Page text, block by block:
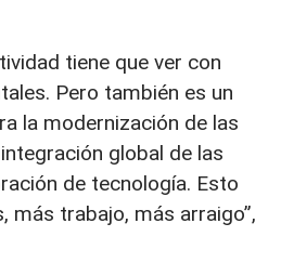
tiene que ver con
Pero también es un
la modernización de las
global de las
de tecnología. Esto
más trabajo, más arraigo”,